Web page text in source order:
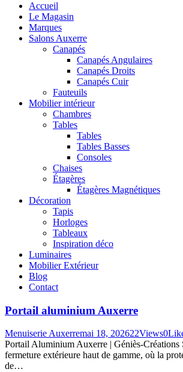
Accueil
Le Magasin
Marques
Salons Auxerre
Canapés
Canapés Angulaires
Canapés Droits
Canapés Cuir
Fauteuils
Mobilier intérieur
Chambres
Tables
Tables
Tables Basses
Consoles
Chaises
Étagères
Étagères Magnétiques
Décoration
Tapis
Horloges
Tableaux
Inspiration déco
Luminaires
Mobilier Extérieur
Blog
Contact
Portail aluminium Auxerre
Menuiserie Auxerremai 18, 202622Views0
Portail Aluminium Auxerre | Géniès-
fermeture extérieure haut de gamme, où la
de…